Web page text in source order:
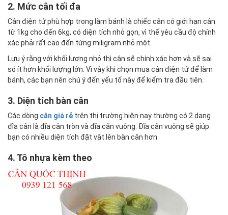
2. Mức cân tối đa
Cân điện tử phù hợp trong làm bánh là chiếc cân có giới hạn cân
từ 1kg cho đến 6kg, có diện tích nhỏ gọn, vì thế yêu cầu độ chính
xác phải rất cao đến từng miligram nhỏ một.
Lưu ý rằng với khối lượng nhỏ thì cân sẽ chính xác hơn và sẽ sai
só ít hơn khối lượng lớn. Vì vậy khi chọn mua cân điện tử để làm
bánh, các bạn nên chú ý đến yếu tố này để kiểm tra đầu tiên.
3. Diện tích bàn cân
Các dòng cân giá rẻ trên thị trường hiện nay thường có 2 dạng
đĩa cân là đĩa cân tròn và đĩa cân vuông. Đĩa cân vuông sẽ giúp
bạn có nhiều diện tích đặt vật lên bàn cân hơn.
4. Tô nhựa kèm theo